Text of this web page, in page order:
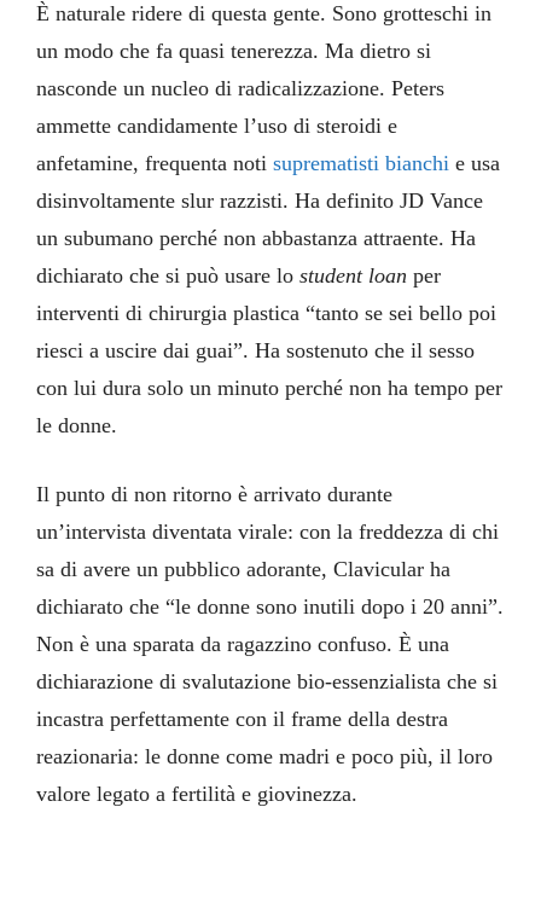
È naturale ridere di questa gente. Sono grotteschi in
un modo che fa quasi tenerezza. Ma dietro si
nasconde un nucleo di radicalizzazione. Peters
ammette candidamente l’uso di steroidi e
anfetamine, frequenta notisuprematisti bianchi e usa
disinvoltamente slur razzisti. Ha definito JD Vance
un subumano perché non abbastanza attraente. Ha
dichiarato che si può usare lostudent loan per
interventi di chirurgia plastica “tanto se sei bello poi
riesci a uscire dai guai”. Ha sostenuto che il sesso
con lui dura solo un minuto perché non ha tempo per
le donne.
Il punto di non ritorno è arrivato durante
un’intervista diventata virale: con la freddezza di chi
sa di avere un pubblico adorante, Clavicular ha
dichiarato che “le donne sono inutili dopo i 20 anni”.
Non è una sparata da ragazzino confuso. È una
dichiarazione di svalutazione bio-essenzialista che si
incastra perfettamente con il frame della destra
reazionaria: le donne come madri e poco più, il loro
valore legato a fertilità e giovinezza.